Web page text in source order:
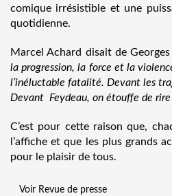
comique irrésistible et une
quotidienne.
Marcel Achard disait de
la progression, la force et la
l’inéluctable fatalité. Devant les
Devant Feydeau, on étouffe de
C’est pour cette raison que,
l’affiche et que les plus grands
pour le plaisir de tous.
Voir Revue de presse